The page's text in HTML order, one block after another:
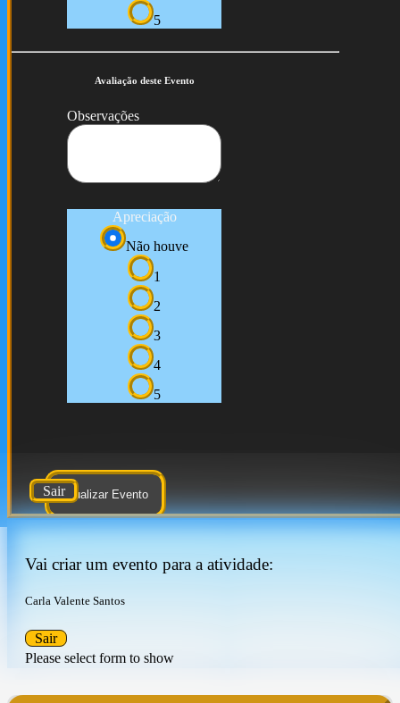
5
Avaliação deste Evento
Observações
Apreciação
Não houve
1
2
3
4
5
Atualizar Evento
Sair
Vai criar um evento para a atividade:
Carla Valente Santos
Please select form to show
Sair